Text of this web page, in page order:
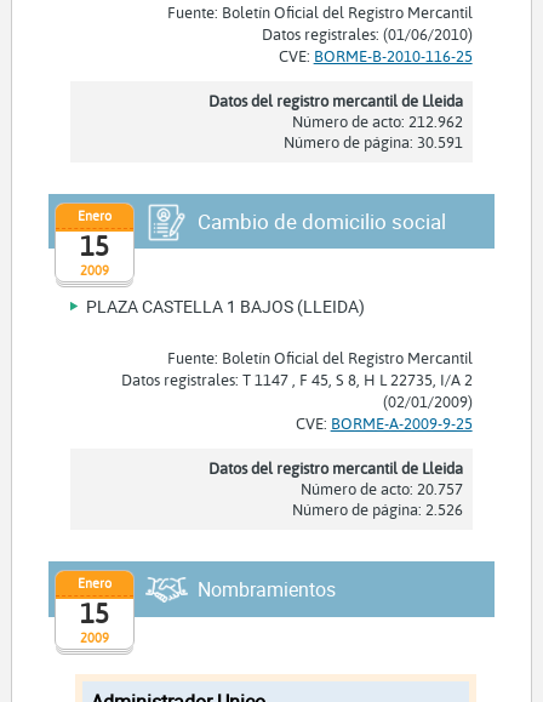
Fuente: Boletín Oficial del Registro Mercantil
Datos registrales: (01/06/2010)
CVE: BORME-B-2010-116-25
Datos del registro mercantil de Lleida
Número de acto: 212.962
Número de página: 30.591
2009
Enero
15
Cambio de domicilio social
PLAZA CASTELLA 1 BAJOS (LLEIDA)
Fuente: Boletín Oficial del Registro Mercantil
Datos registrales: T 1147 , F 45, S 8, H L 22735, I/A 2
(02/01/2009)
CVE: BORME-A-2009-9-25
Datos del registro mercantil de Lleida
Número de acto: 20.757
Número de página: 2.526
2009
Enero
15
Nombramientos